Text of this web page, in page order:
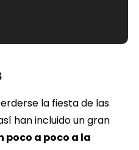
la fiesta de las
han incluido un gran
poco a poco a la